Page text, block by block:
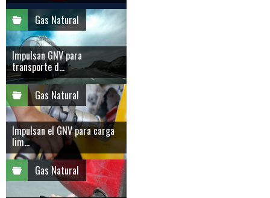
Gas Natural
Impulsan GNV para
transporte d...
Gas Natural
Impulsan el GNV para carga
lim...
Gas Natural